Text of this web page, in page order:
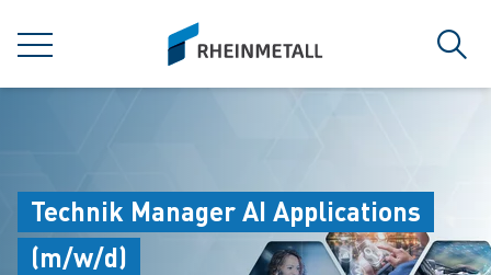
MENÜ
siteLogo
Technik Manager AI Applications
(m/w/d)